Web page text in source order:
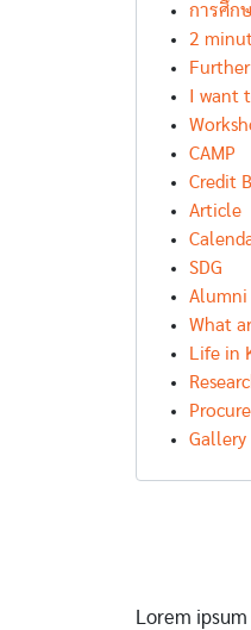
การศึก
2
I want
CAMP
Credit
Article
SDG
Alumni
What
Life in
Gallery
Lorem